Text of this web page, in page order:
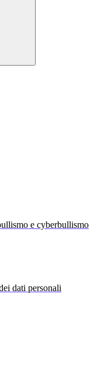
e cyberbullismo
dati personali